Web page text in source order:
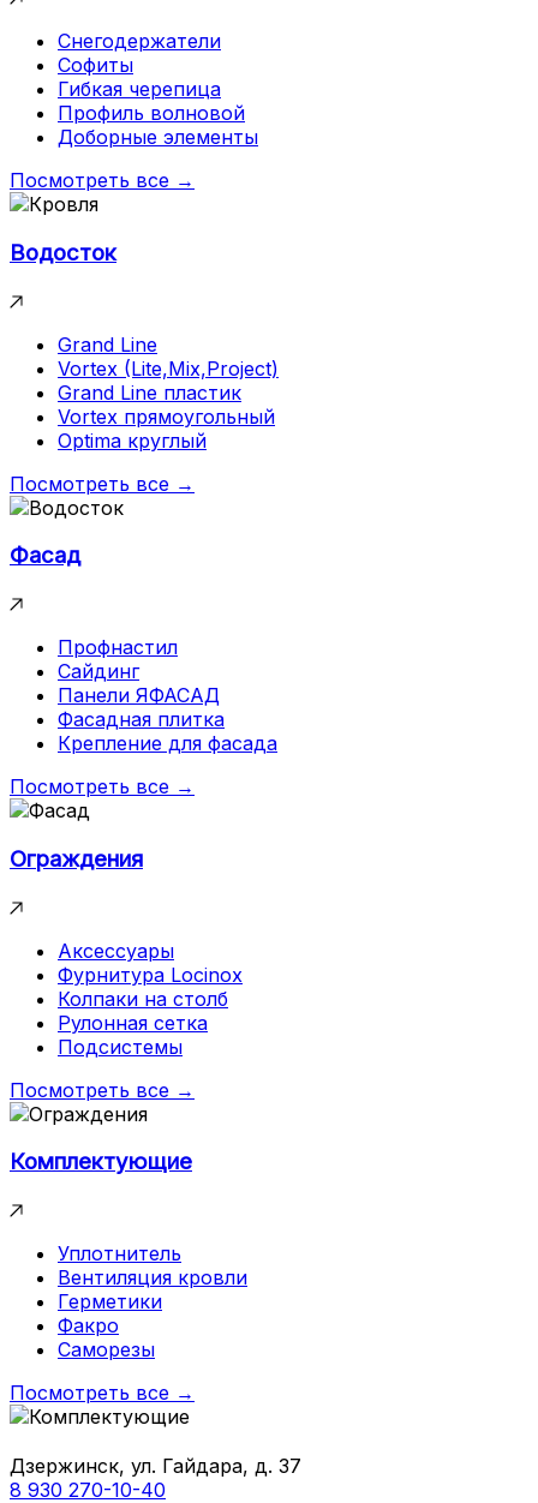
Снегодержатели
Софиты
Гибкая черепица
Профиль волновой
Доборные элементы
Посмотреть все →
Водосток
Grand Line
Vortex (Lite,Mix,Project)
Grand Line пластик
Vortex прямоугольный
Optima круглый
Посмотреть все →
Фасад
Профнастил
Сайдинг
Панели ЯФАСАД
Фасадная плитка
Крепление для фасада
Посмотреть все →
Ограждения
Аксессуары
Фурнитура Locinox
Колпаки на столб
Рулонная сетка
Подсистемы
Посмотреть все →
Комплектующие
Уплотнитель
Вентиляция кровли
Герметики
Факро
Саморезы
Посмотреть все →
Дзержинск, ул. Гайдара, д. 37
8 930 270-10-40